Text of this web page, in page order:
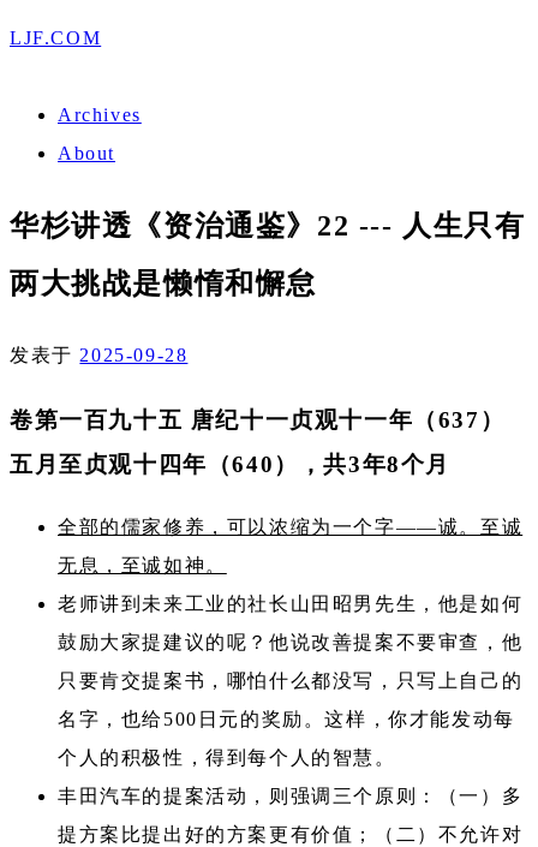
LJF.COM
Archives
About
华杉讲透《资治通鉴》22 --- 人生只有
两大挑战是懒惰和懈怠
发表于 2025-09-28
卷第一百九十五 唐纪十一贞观十一年（637）
五月至贞观十四年（640），共3年8个月
全部的儒家修养，可以浓缩为一个字——诚。至诚
无息，至诚如神。
老师讲到未来工业的社长山田昭男先生，他是如何
鼓励大家提建议的呢？他说改善提案不要审查，他
只要肯交提案书，哪怕什么都没写，只写上自己的
名字，也给500日元的奖励。这样，你才能发动每
个人的积极性，得到每个人的智慧。
丰田汽车的提案活动，则强调三个原则：（一）多
提方案比提出好的方案更有价值；（二）不允许对